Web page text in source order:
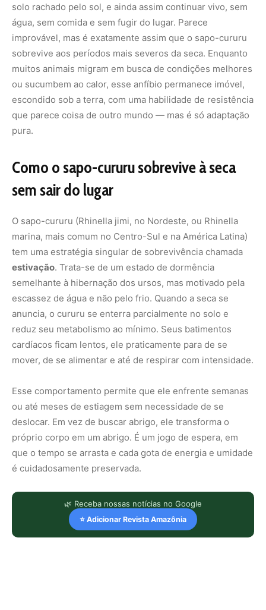
solo rachado pelo sol, e ainda assim continuar vivo, sem
água, sem comida e sem fugir do lugar. Parece
improvável, mas é exatamente assim que o sapo-cururu
sobrevive aos períodos mais severos da seca. Enquanto
muitos animais migram em busca de condições melhores
ou sucumbem ao calor, esse anfíbio permanece imóvel,
escondido sob a terra, com uma habilidade de resistência
que parece coisa de outro mundo — mas é só adaptação
pura.
Como o sapo-cururu sobrevive à seca
sem sair do lugar
O sapo-cururu (Rhinella jimi, no Nordeste, ou Rhinella
marina, mais comum no Centro-Sul e na América Latina)
tem uma estratégia singular de sobrevivência chamada
estivação. Trata-se de um estado de dormência
semelhante à hibernação dos ursos, mas motivado pela
escassez de água e não pelo frio. Quando a seca se
anuncia, o cururu se enterra parcialmente no solo e
reduz seu metabolismo ao mínimo. Seus batimentos
cardíacos ficam lentos, ele praticamente para de se
mover, de se alimentar e até de respirar com intensidade.
Esse comportamento permite que ele enfrente semanas
ou até meses de estiagem sem necessidade de se
deslocar. Em vez de buscar abrigo, ele transforma o
próprio corpo em um abrigo. É um jogo de espera, em
que o tempo se arrasta e cada gota de energia e umidade
é cuidadosamente preservada.
🌿 Receba nossas notícias no Google
⭐ Adicionar Revista Amazônia